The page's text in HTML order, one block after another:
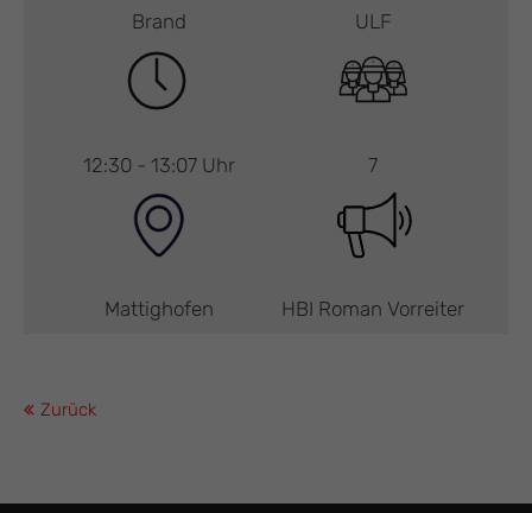
Brand ULF
12:30 - 13:07 Uhr 7
Mattighofen HBI Roman Vorreiter
Zurück